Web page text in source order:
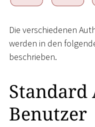
Die verschiedenen
werden in den
beschrieben.
Standard
Benutzer